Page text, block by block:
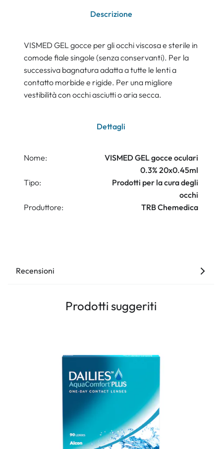
Descrizione
VISMED GEL gocce per gli occhi viscosa e sterile in
comode fiale singole (senza conservanti). Per la
successiva bagnatura adatta a tutte le lenti a
contatto morbide e rigide. Per una migliore
vestibilità con occhi asciutti o aria secca.
Dettagli
Nome:
VISMED GEL gocce oculari
0.3% 20x0.45ml
Tipo:
Prodotti per la cura degli
occhi
Produttore:
TRB Chemedica
Recensioni
Prodotti suggeriti